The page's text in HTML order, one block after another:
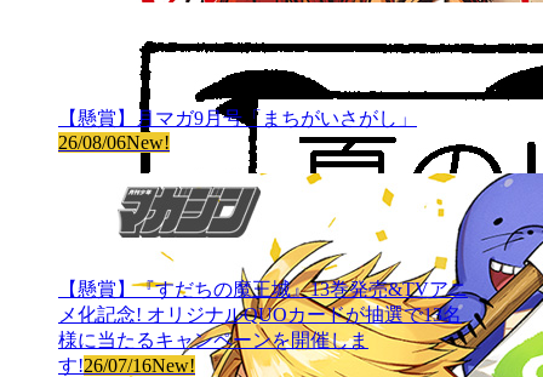
【懸賞】月マガ9月号「まちがいさがし」
26/08/06New!
【懸賞】『すだちの魔王城』13巻発売&TVアニ
メ化記念! オリジナルQUOカードが抽選で13名
様に当たるキャンペーンを開催しま
す!26/07/16New!